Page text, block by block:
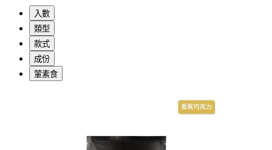
入數
類型
款式
成份
葷素食